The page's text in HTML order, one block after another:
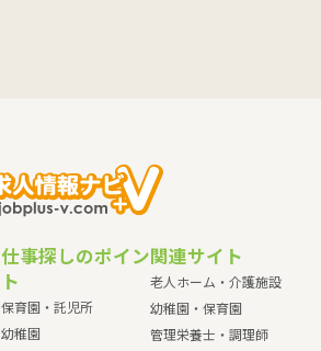
仕事探しのポイン
ト
保育園・託児所
幼稚園
関連サイト
老人ホーム・介護施設
幼稚園・保育園
管理栄養士・調理師